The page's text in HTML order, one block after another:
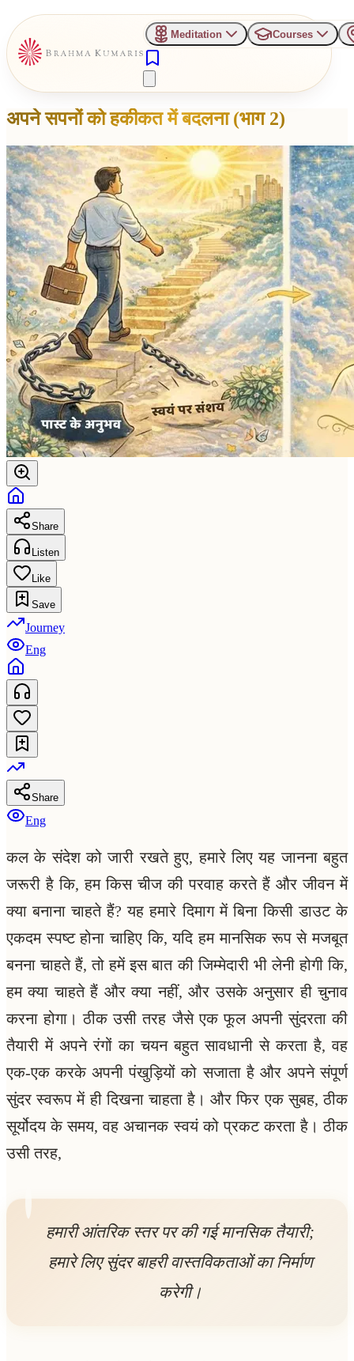
Meditation Courses
अपने सपनों को हकीकत में बदलना (भाग 2)
Share
Listen
Like
Save
Journey
Eng
Share
Eng
कल के संदेश को जारी रखते हुए, हमारे लिए यह जानना बहुत
जरूरी है कि, हम किस चीज की परवाह करते हैं और जीवन में
क्या बनाना चाहते हैं? यह हमारे दिमाग में बिना किसी डाउट के
एकदम स्पष्ट होना चाहिए कि, यदि हम मानसिक रूप से मजबूत
बनना चाहते हैं, तो हमें इस बात की जिम्मेदारी भी लेनी होगी कि,
हम क्या चाहते हैं और क्या नहीं, और उसके अनुसार ही चुनाव
करना होगा। ठीक उसी तरह जैसे एक फूल अपनी सुंदरता की
तैयारी में अपने रंगों का चयन बहुत सावधानी से करता है, वह
एक-एक करके अपनी पंखुड़ियों को सजाता है और अपने संपूर्ण
सुंदर स्वरूप में ही दिखना चाहता है। और फिर एक सुबह, ठीक
सूर्योदय के समय, वह अचानक स्वयं को प्रकट करता है। ठीक
उसी तरह,
हमारी आंतरिक स्तर पर की गई मानसिक तैयारी;
हमारे लिए सुंदर बाहरी वास्तविकताओं का निर्माण
करेगी।